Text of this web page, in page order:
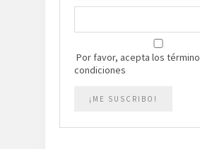
Por favor, acepta los
condiciones